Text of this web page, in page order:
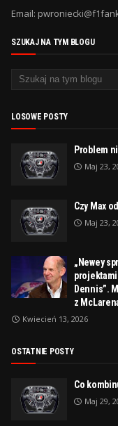
Email:
SZUKAJ NA TYM BLOGU
LOSOWE POSTY
Problem
Maj 23,
Czy Max
Maj 23,
„Newey
Dennis”.
z
Kwiecień 13, 2026
OSTATNIE POSTY
Co
Maj 29,